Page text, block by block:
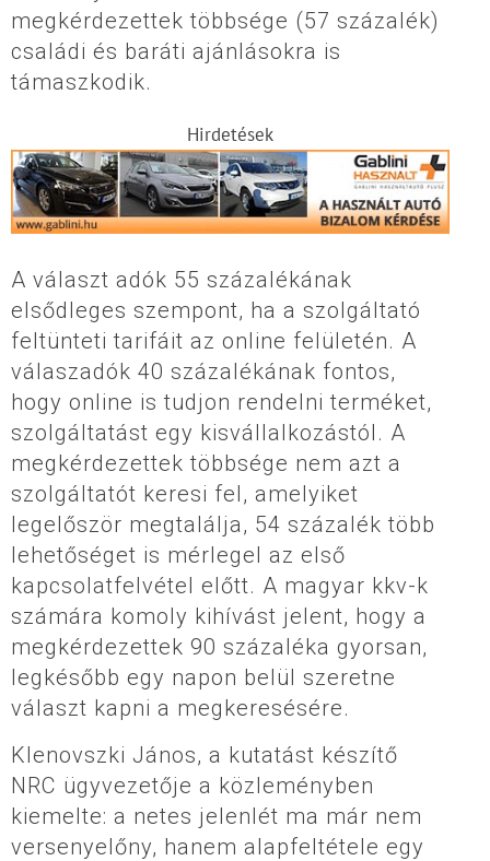
megkérdezettek többsége (57 százalék)
családi és baráti ajánlásokra is
támaszkodik.
Hirdetések
A választ adók 55 százalékának
elsődleges szempont, ha a szolgáltató
feltünteti tarifáit az online felületén. A
válaszadók 40 százalékának fontos,
hogy online is tudjon rendelni terméket,
szolgáltatást egy kisvállalkozástól. A
megkérdezettek többsége nem azt a
szolgáltatót keresi fel, amelyiket
legelőször megtalálja, 54 százalék több
lehetőséget is mérlegel az első
kapcsolatfelvétel előtt. A magyar kkv-k
számára komoly kihívást jelent, hogy a
megkérdezettek 90 százaléka gyorsan,
legkésőbb egy napon belül szeretne
választ kapni a megkeresésére.
Klenovszki János, a kutatást készítő
NRC ügyvezetője a közleményben
kiemelte: a netes jelenlét ma már nem
versenyelőny, hanem alapfeltétele egy